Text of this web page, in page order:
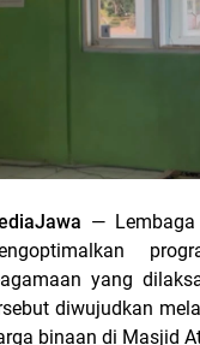
— Lembaga
yang
diwujudkan
binaan di Masjid